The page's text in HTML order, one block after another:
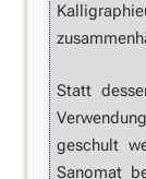
Statt
geschult
Sanomat